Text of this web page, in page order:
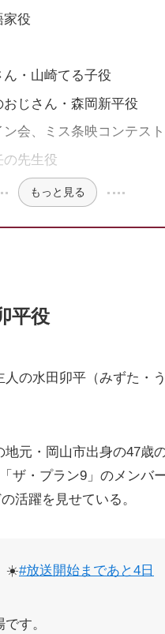
役
・山崎てる子役
じさん・森岡新平役
会、ミス条映コンテス
先生役
もっと見る
平役
の水田卯平（みずた・
元・岡山市出身の47歳
ザ・プラン9」のメンバ
活躍を見せている。
☀️#放送開始まであと4日
す。